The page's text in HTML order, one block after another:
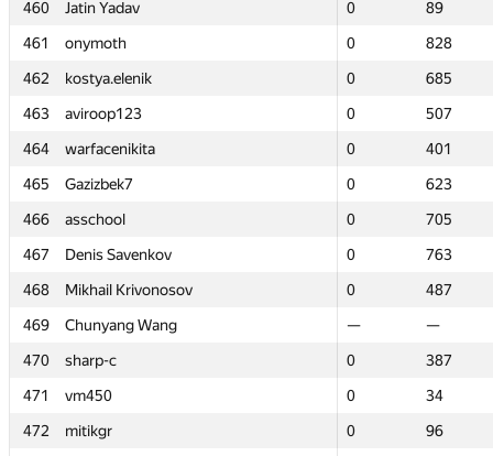
460
Jatin Yadav 0
89
461
onymoth 0
828
462
kostya.elenik 0
685
463
aviroop123 0
507
464
warfacenikita 0
401
465
Gazizbek7 0
623
466
asschool 0
705
467
Denis Savenkov 0
763
468
Mikhail Krivonosov 0
487
469
Chunyang Wang —
—
470
sharp-c 0
387
471
vm450 0
34
472
mitikgr 0
96
460
Jatin Yadav 0
89
461
onymoth 0
828
462
kostya.elenik 0
685
463
aviroop123 0
507
464
warfacenikita 0
401
465
Gazizbek7 0
623
466
asschool 0
705
467
Denis Savenkov 0
763
468
Mikhail Krivonosov 0
487
469
Chunyang Wang —
—
470
sharp-c 0
387
471
vm450 0
34
472
mitikgr 0
96